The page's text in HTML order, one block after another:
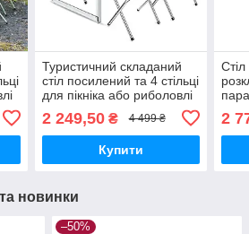
Туристичний складаний
стіл посилений та 4 стільці
для пікніка або риболовлі
2 249,50₴ 4 499 ₴
Купити
2
новинки
–50%